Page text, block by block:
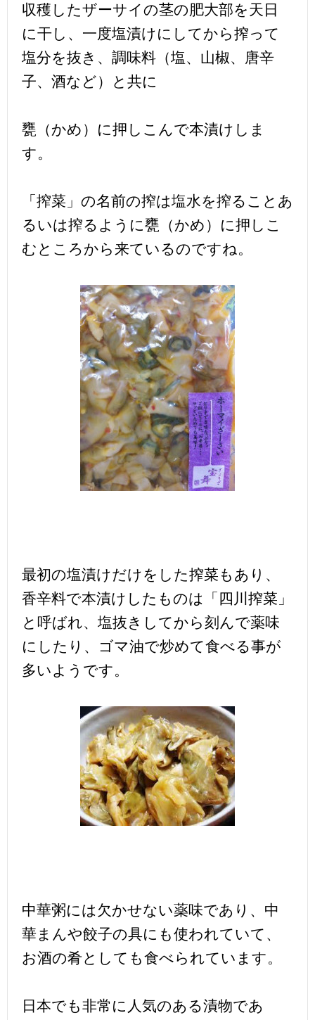
収穫したザーサイの茎の肥大部を天日
に干し、一度塩漬けにしてから搾って
塩分を抜き、調味料（塩、山椒、唐辛
子、酒など）と共に
甕（かめ）に押しこんで本漬けしま
す。
「搾菜」の名前の搾は塩水を搾ることあ
るいは搾るように甕（かめ）に押しこ
むところから来ているのですね。
最初の塩漬けだけをした搾菜もあり、
香辛料で本漬けしたものは「四川搾菜」
と呼ばれ、塩抜きしてから刻んで薬味
にしたり、ゴマ油で炒めて食べる事が
多いようです。
中華粥には欠かせない薬味であり、中
華まんや餃子の具にも使われていて、
お酒の肴としても食べられています。
日本でも非常に人気のある漬物であ